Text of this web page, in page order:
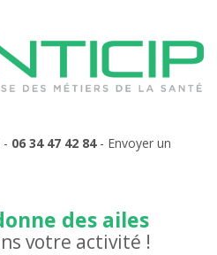
- 06 34 47 42 84- Envoyer un
des ailes
votre activité !